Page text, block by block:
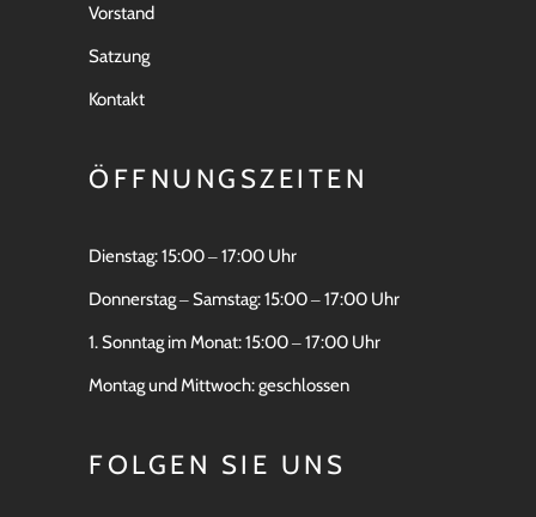
Vorstand
Satzung
Kontakt
ÖFFNUNGSZEITEN
Dienstag: 15:00 ‒ 17:00 Uhr
Donnerstag ‒ Samstag: 15:00 ‒ 17:00 Uhr
1. Sonntag im Monat: 15:00 ‒ 17:00 Uhr
Montag und Mittwoch: geschlossen
FOLGEN SIE UNS